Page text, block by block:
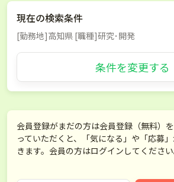
現在の検索条件
[勤務地]高知県 [職種]研究･開発
条件を変更する
会員登録がまだの方は会員登録（無料）
っていただくと、「気になる」や「応募
きます。会員の方はログインしてください